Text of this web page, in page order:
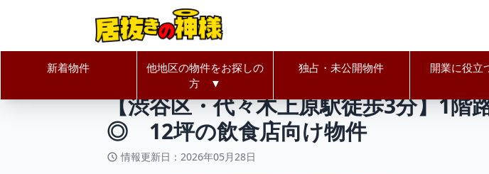
新着物件
他地区の物件をお探しの
方 ▼
独占・未公開物件 開業に役立
居抜きの神様Home 東京都 渋谷区 代々木上原駅 【渋谷区
【渋谷区・代々木上原駅徒歩3分】1階
◎ 12坪の飲食店向け物件
情報更新日：2026年05月28日